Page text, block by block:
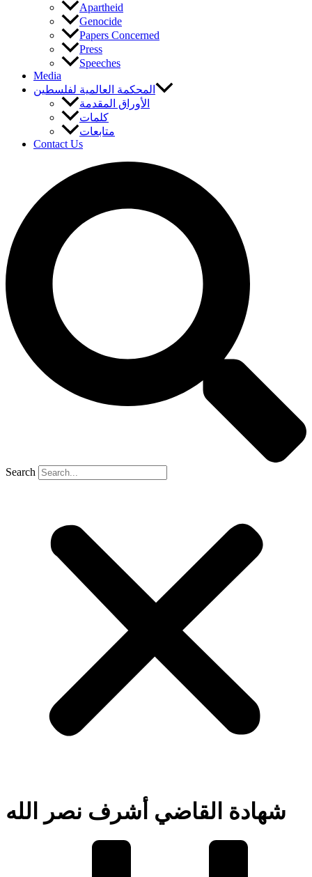
Apartheid
Genocide
Papers Concerned
Press
Speeches
Media
المحكمة العالمية لفلسطين
الأوراق المقدمة
كلمات
متابعات
Contact Us
Search
شهادة القاضي أشرف نصر الله